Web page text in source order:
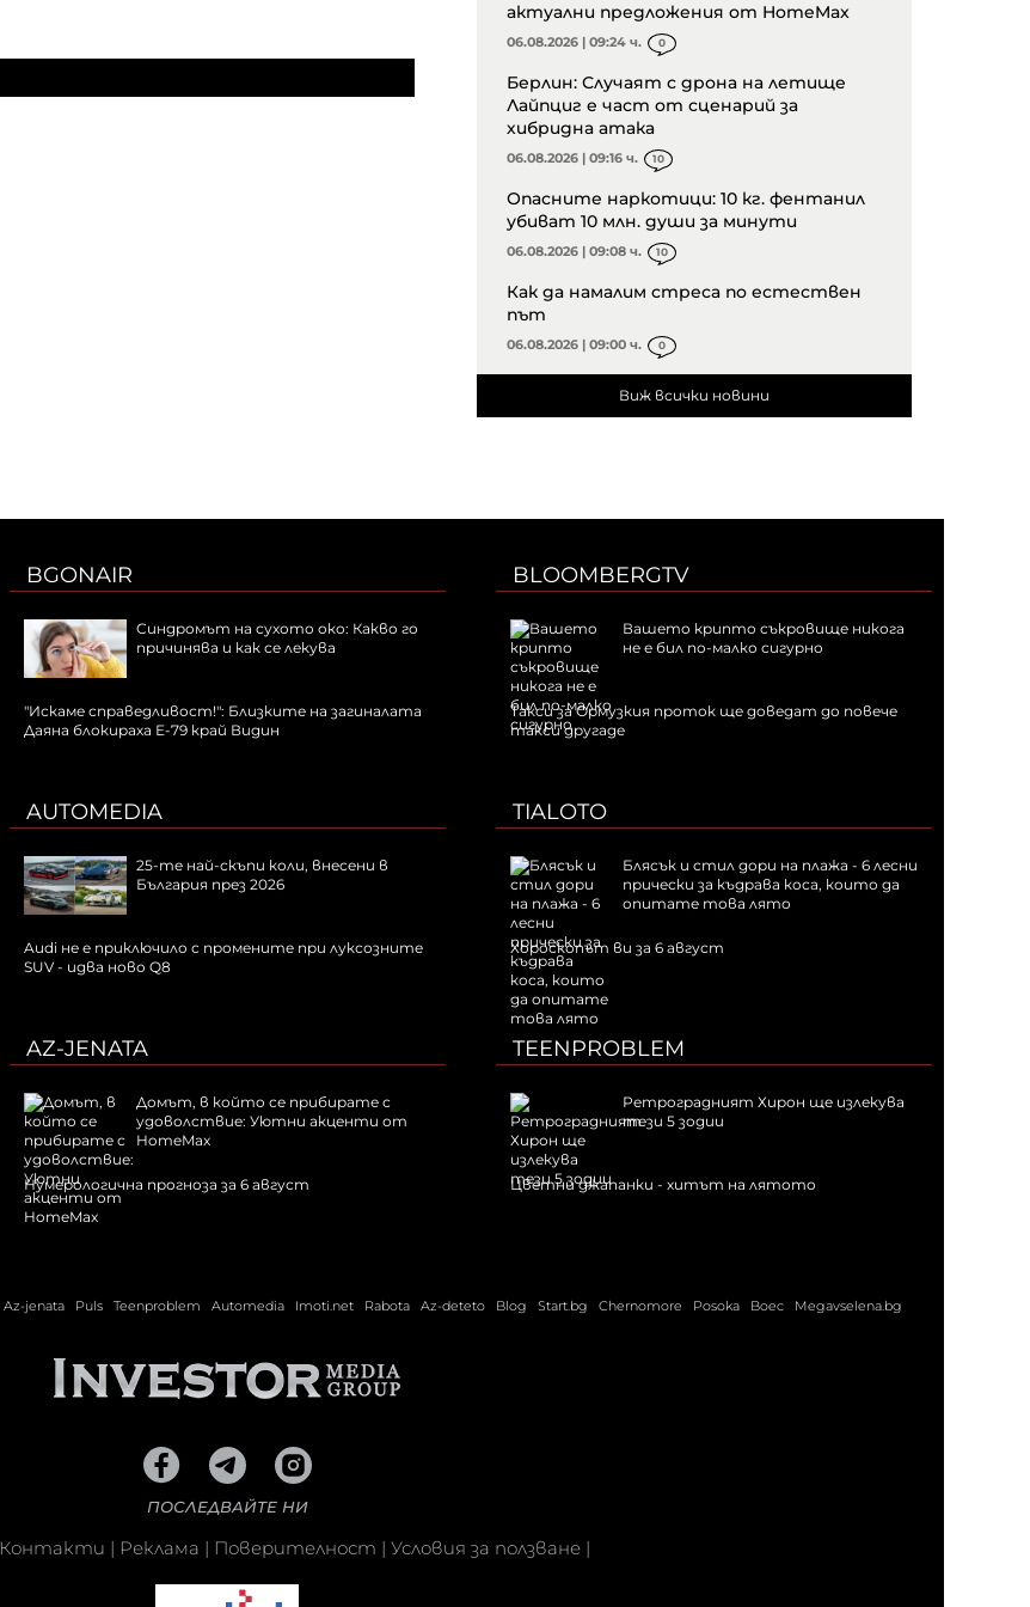
актуални предложения от HomeMax
06.08.2026 | 09:24 ч. 0
Берлин: Случаят с дрона на летище
Лайпциг е част от сценарий за
хибридна атака
06.08.2026 | 09:16 ч. 10
Опасните наркотици: 10 кг. фентанил
убиват 10 млн. души за минути
06.08.2026 | 09:08 ч. 10
Как да намалим стреса по естествен
път
06.08.2026 | 09:00 ч. 0
Виж всички новини
BGONAIR
Синдромът на сухото око: Какво го
причинява и как се лекува
"Искаме справедливост!": Близките на загиналата
Даяна блокираха Е-79 край Видин
BLOOMBERGTV
Вашето крипто съкровище никога
не е бил по-малко сигурно
Такси за Ормузкия проток ще доведат до повече
такси другаде
AUTOMEDIA
25-те най-скъпи коли, внесени в
България през 2026
Audi не е приключило с промените при луксозните
SUV - идва ново Q8
TIALOTO
Блясък и стил дори на плажа - 6 лесни
прически за къдрава коса, които да
опитате това лято
Хороскопът ви за 6 август
AZ-JENATA
Домът, в който се прибирате с
удоволствие: Уютни акценти от
HomeMax
Нумерологична прогноза за 6 август
TEENPROBLEM
Ретроградният Хирон ще излекува
тези 5 зодии
Цветни джапанки - хитът на лятото
Az-jenata Puls Teenproblem Automedia Imoti.net Rabota Az-deteto Blog Start.bg Chernomore Posoka Boec Megavselena.bg
ПОСЛЕДВАЙТЕ НИ
Контакти | Реклама | Поверителност | Условия за ползване|